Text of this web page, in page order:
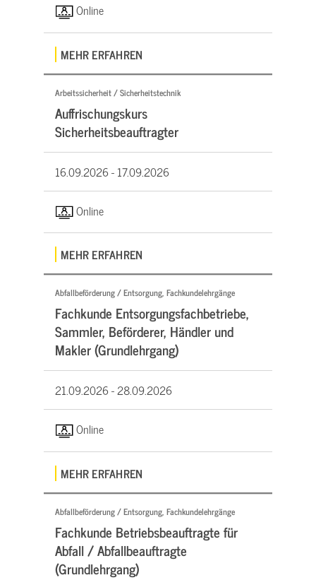
Online
MEHR ERFAHREN
Arbeitssicherheit / Sicherheitstechnik
Auffrischungskurs
Sicherheitsbeauftragter
16.09.2026 -17.09.2026
Online
MEHR ERFAHREN
Abfallbeförderung / Entsorgung, Fachkundelehrgänge
Fachkunde Entsorgungsfachbetriebe,
Sammler, Beförderer, Händler und
Makler (Grundlehrgang)
21.09.2026 -28.09.2026
Online
MEHR ERFAHREN
Abfallbeförderung / Entsorgung, Fachkundelehrgänge
Fachkunde Betriebsbeauftragte für
Abfall / Abfallbeauftragte
(Grundlehrgang)